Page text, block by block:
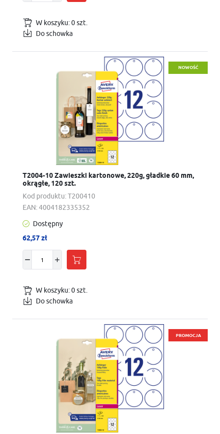
W koszyku:0szt.
Do schowka
NOWOŚĆ
Kod produktu:T200410
T2004-10 Zawieszki kartonowe, 220g, gładkie 60 mm,
okrągłe, 120 szt.
EAN:4004182335352
Dostępny
62,57 zł
W koszyku:0szt.
Do schowka
PROMOCJA